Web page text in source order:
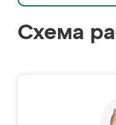
Схема